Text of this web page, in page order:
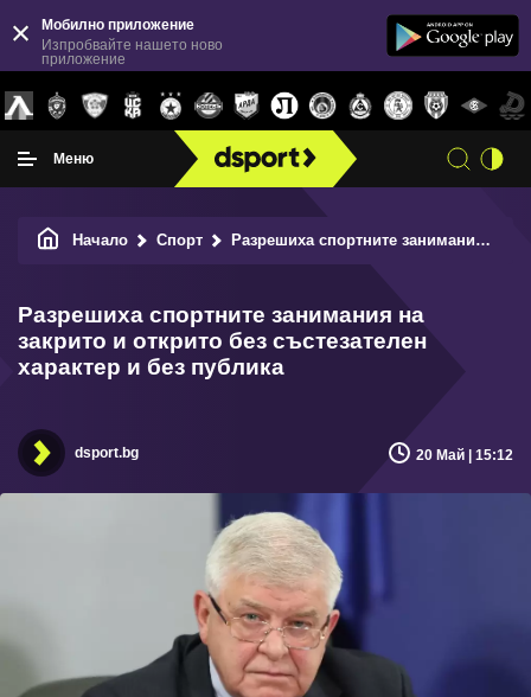
Мобилно приложение
Изпробвайте нашето ново
приложение
Меню
Начало Спорт Разрешиха спортните занимания на закрито и открито без състезателен характер и без публика
Разрешиха спортните занимания на
закрито и открито без състезателен
характер и без публика
dsport.bg 20 Май | 15:12